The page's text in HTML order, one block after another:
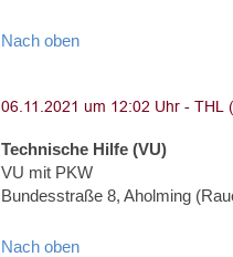
Nach oben
Technische Hilfe (VU)
VU mit PKW
Bundesstraße 8, Aholming
Nach oben